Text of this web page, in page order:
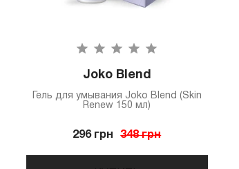
Joko Blend
Гель для умывания Joko Blend (Skin
Renew 150 мл)
296 грн 348 грн